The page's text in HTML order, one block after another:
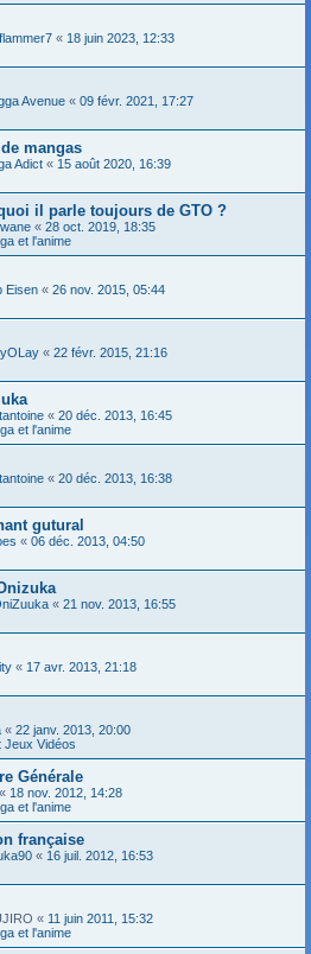
« 18 juin 2023, 12:33
Avenue « 09 févr. 2021, 17:27
mangas
Adict « 15 août 2020, 16:39
il parle toujours de GTO ?
« 28 oct. 2019, 18:35
et l'anime
Eisen « 26 nov. 2015, 05:44
« 22 févr. 2015, 21:16
« 20 déc. 2013, 16:45
et l'anime
« 20 déc. 2013, 16:38
gutural
« 06 déc. 2013, 04:50
« 21 nov. 2013, 16:55
« 17 avr. 2013, 21:18
« 22 janv. 2013, 20:00
Jeux Vidéos
Générale
« 18 nov. 2012, 14:28
et l'anime
française
« 16 juil. 2012, 16:53
« 11 juin 2011, 15:32
et l'anime